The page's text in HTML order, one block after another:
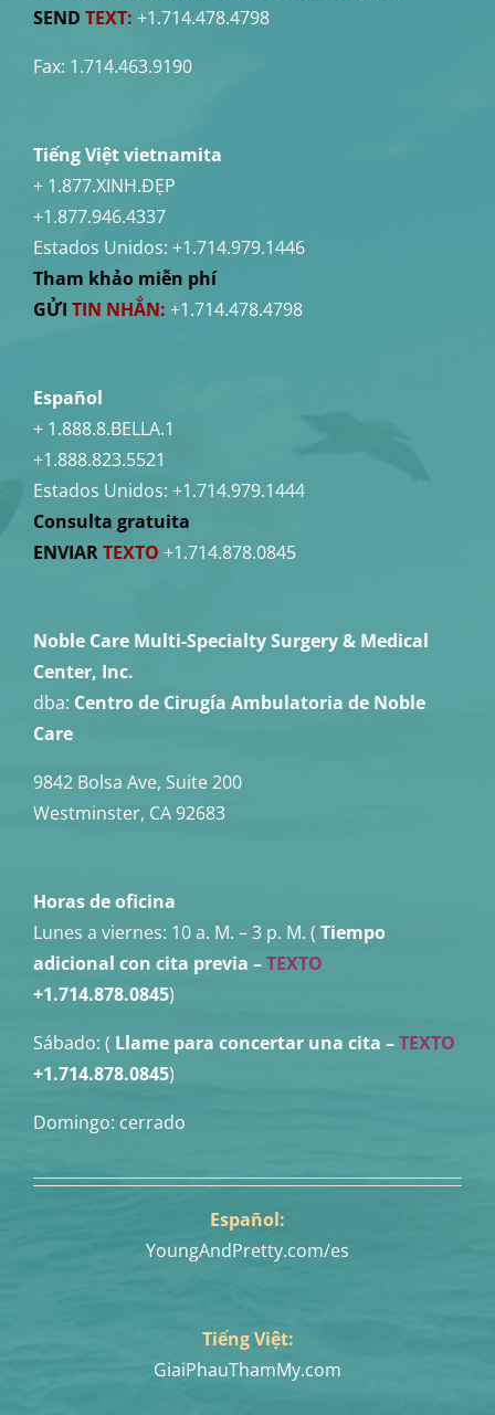
SEND TEXT: +1.714.478.4798
Fax: 1.714.463.9190
Tiếng Việt vietnamita
+ 1.877.XINH.ĐẸP
+1.877.946.4337
Estados Unidos: +1.714.979.1446
Tham khảo miễn phí
GỬI TIN NHẮN: +1.714.478.4798
Español
+ 1.888.8.BELLA.1
+1.888.823.5521
Estados Unidos: +1.714.979.1444
Consulta gratuita
ENVIARTEXTO +1.714.878.0845
Noble Care Multi-Specialty Surgery & Medical
Center, Inc.
dba: Centro de Cirugía Ambulatoria de Noble
Care
9842 Bolsa Ave, Suite 200
Westminster, CA 92683
Horas de oficina
Lunes a viernes: 10 a. M. – 3 p. M. ( Tiempo
adicional con cita previa –TEXTO
+1.714.878.0845)
Sábado: ( Llame para concertar una cita –TEXTO
+1.714.878.0845)
Domingo: cerrado
Español:
YoungAndPretty.com/es
Tiếng Việt:
GiaiPhauThamMy.com